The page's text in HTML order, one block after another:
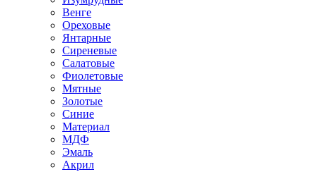
Венге
Ореховые
Янтарные
Сиреневые
Салатовые
Фиолетовые
Мятные
Золотые
Синие
Материал
МДФ
Эмаль
Акрил